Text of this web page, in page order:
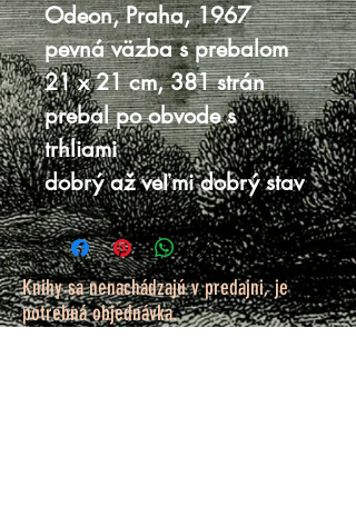
Odeon, Praha, 1967
pevná väzba s prebalom
21 x 21 cm, 381 strán
prebal po obvode s
trhliami
dobrý až veľmi dobrý stav
Knihy sa nenachádzajú v predajni, je
potrebná objednávka.